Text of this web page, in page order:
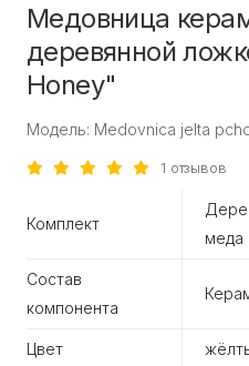
Медовница
деревянной
Honey"
Модель: Medovnica jelta
1 отзывов
Комплект
меда
Состав
компонента
Цвет